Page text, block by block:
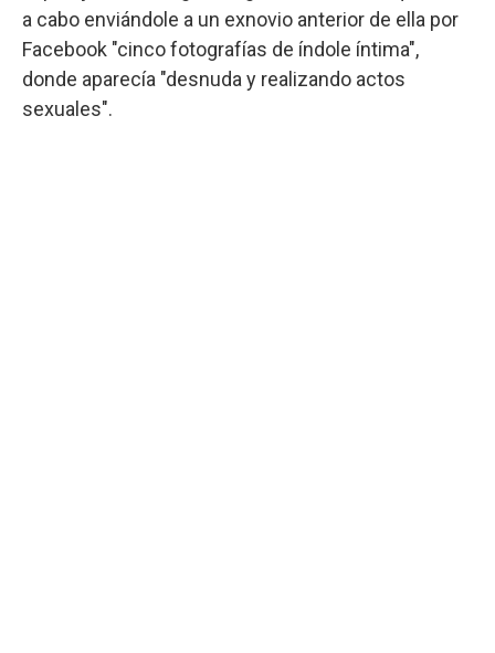
a cabo enviándole a un exnovio anterior de ella por
Facebook "cinco fotografías de índole íntima",
donde aparecía "desnuda y realizando actos
sexuales".